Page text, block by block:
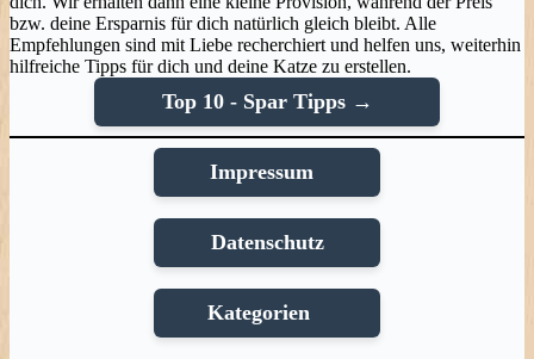
bzw. deine Ersparnis für dich natürlich gleich bleibt. Alle
Empfehlungen sind mit Liebe recherchiert und helfen uns, weiterhin
hilfreiche Tipps für dich und deine Katze zu erstellen.
Top 10 - Spar Tipps →
Impressum
Datenschutz
Kategorien